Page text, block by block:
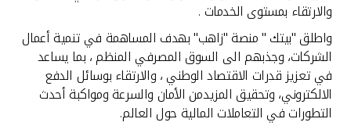
اتصل بنا
مواقع الفروع وأجهزة الصرف الآلي
ألمانيا
والارتقاء بمستوى الخدمات .
واطلق "بيتك " منصة "زاهب" بهدف المساهمة في تنمية أعمال
الشركات، وجذبهم الى السوق المصرفي المنظم ، بما يساعد
في تعزيز قدرات الاقتصاد الوطني ، والارتقاء بوسائل الدفع
الالكتروني، وتحقيق المزيدمن الأمان والسرعة ومواكبة أحدث
التطورات في التعاملات المالية حول العالم.